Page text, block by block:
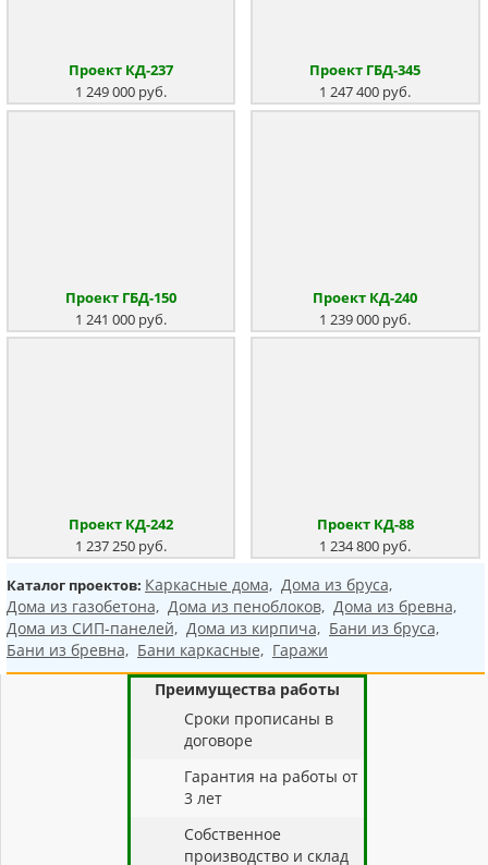
Проект КД-237
1 249 000 руб.
Проект ГБД-345
1 247 400 руб.
Проект ГБД-150
1 241 000 руб.
Проект КД-240
1 239 000 руб.
Проект КД-242
1 237 250 руб.
Проект КД-88
1 234 800 руб.
Каталог проектов: Каркасные дома, Дома из бруса,
Дома из газобетона, Дома из пеноблоков, Дома из бревна,
Дома из СИП-панелей, Дома из кирпича, Бани из бруса,
Бани из бревна, Бани каркасные, Гаражи
Преимущества работы
Cроки прописаны в
договоре
Гарантия на работы от
3 лет
Собственное
производство и склад